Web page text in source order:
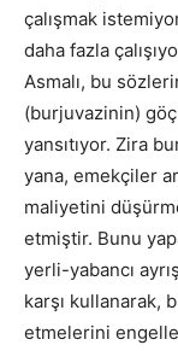
çalışmak
daha fazla
Asmalı, bu
(burjuvazinin)
yansıtıyor. Zira
yana, emekçiler
maliyetini
etmiştir. Bunu
yerli-yabancı
karşı kullanarak,
etmelerini